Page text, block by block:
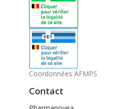
Coordonnées AFMPS
Contact